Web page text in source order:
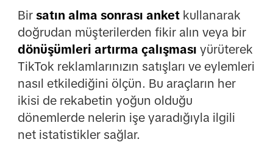
Bir satın alma sonrası anketkullanarak
doğrudan müşterilerden fikir alın veya bir
dönüşümleri artırma çalışması yürüterek
TikTok reklamlarınızın satışları ve eylemleri
nasıl etkilediğini ölçün. Bu araçların her
ikisi de rekabetin yoğun olduğu
dönemlerde nelerin işe yaradığıyla ilgili
net istatistikler sağlar.